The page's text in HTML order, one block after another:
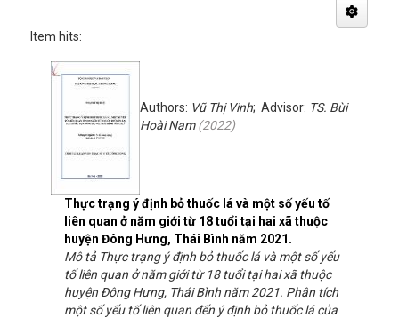
Item hits:
Thực trạng ý định bỏ thuốc lá và một số yếu tố
liên quan ở năm giới từ 18 tuổi tại hai xã thuộc
huyện Đông Hưng, Thái Bình năm 2021.
Authors: Vũ Thị Vinh; Advisor: TS. Bùi
Hoài Nam(2022)
Mô tả Thực trạng ý định bỏ thuốc lá và một số yếu
tố liên quan ở năm giới từ 18 tuổi tại hai xã thuộc
huyện Đông Hưng, Thái Bình năm 2021. Phân tích
một số yếu tố liên quan đến ý định bỏ thuốc lá của